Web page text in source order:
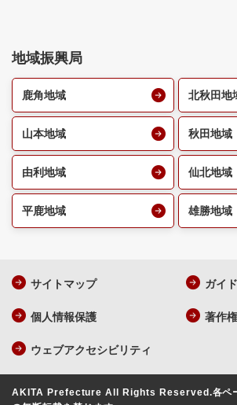
地域振興局
鹿角地域 北秋田地
山本地域 秋田地域
由利地域 仙北地域
平鹿地域 雄勝地域
サイトマップ ガイ
個人情報保護 著作
ウェブアクセシビリティ
AKITA Prefecture All Rights Reserved.各ペ